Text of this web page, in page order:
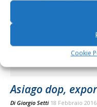
Cookie
Asiago dop,
Di Giorgio Setti 18 Febbraio 2016